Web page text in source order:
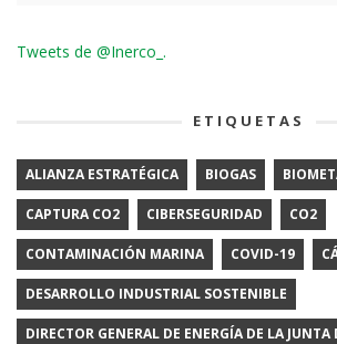
Tweets de @Inerco_.
ETIQUETAS
ALIANZA ESTRATÉGICA BIOGAS
CAPTURA CO2 CIBERSEGURIDAD CO2
CONTAMINACIÓN MARINA COVID-19
DESARROLLO INDUSTRIAL SOSTENIBLE
DIRECTOR GENERAL DE ENERGÍA DE LA